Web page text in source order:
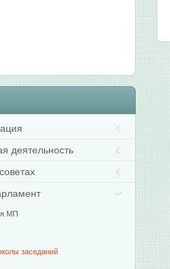
деятельность
МП
заседаний